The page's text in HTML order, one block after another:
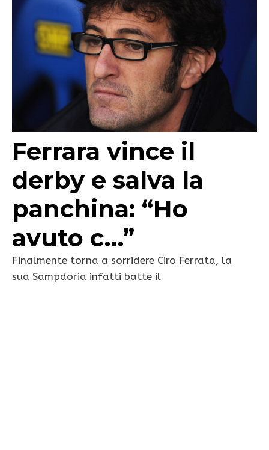
Ferrara vince il
derby e salva la
panchina: “Ho
avuto c…”
Finalmente torna a sorridere Ciro Ferrata, la
sua Sampdoria infatti batte il